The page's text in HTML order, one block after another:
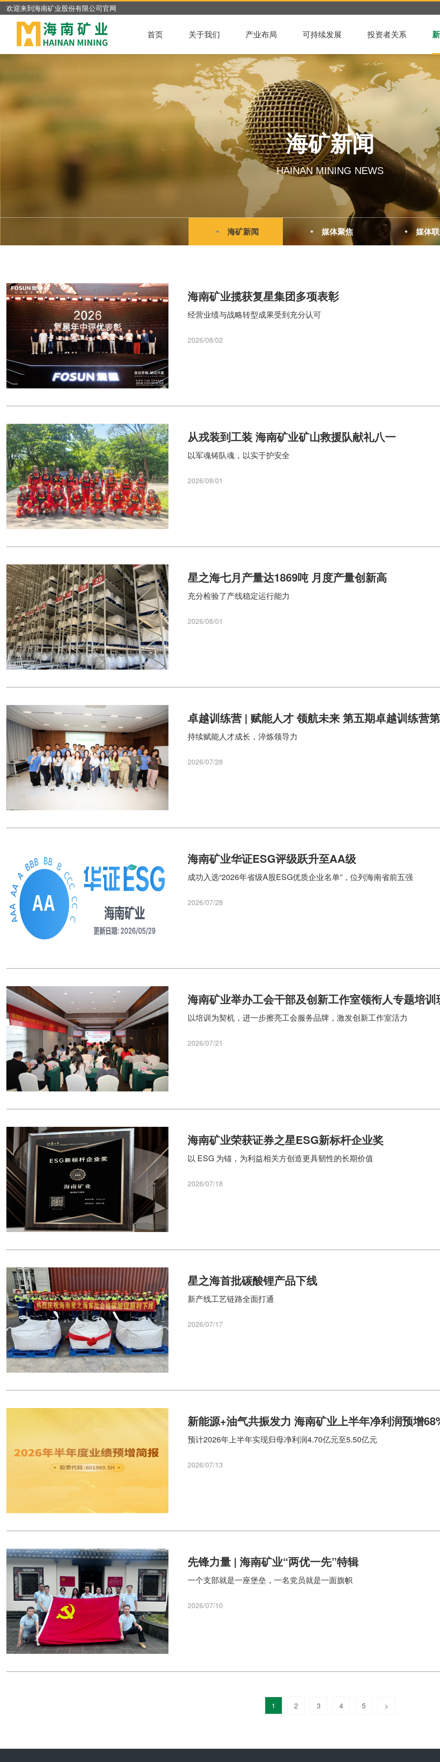
欢迎来到海南矿业股份有限公司官网
首页 关于我们 产业布局 可持续发展 投资者关系
海矿新闻
HAINAN MINING NEWS
海矿新闻 媒体聚焦 媒体
海南矿业揽获复星集团多项表彰
经营业绩与战略转型成果受到充分认可
2026/08/02
从戎装到工装 海南矿业矿山救援队献礼八一
以军魂铸队魂，以实于护安全
2026/08/01
星之海七月产量达1869吨 月度产量创新高
充分检验了产线稳定运行能力
2026/08/01
卓越训练营 | 赋能人才 领航未来 第五期卓越训练营
持续赋能人才成长，淬炼领导力
2026/07/28
海南矿业华证ESG评级跃升至AA级
成功入选“2026年省级A股ESG优质企业名单”，位列海南省前五强
2026/07/28
海南矿业举办工会干部及创新工作室领衔人专题培训
以培训为契机，进一步擦亮工会服务品牌，激发创新工作室活力
2026/07/21
海南矿业荣获证券之星ESG新标杆企业奖
以 ESG 为锚，为利益相关方创造更具韧性的长期价值
2026/07/18
星之海首批碳酸锂产品下线
新产线工艺链路全面打通
2026/07/17
新能源+油气共振发力 海南矿业上半年净利润预增
预计2026年上半年实现归母净利润4.70亿元至5.50亿元
2026/07/13
先锋力量 | 海南矿业“两优一先”特辑
一个支部就是一座堡垒，一名党员就是一面旗帜
2026/07/10
1 2 3 4 5 >